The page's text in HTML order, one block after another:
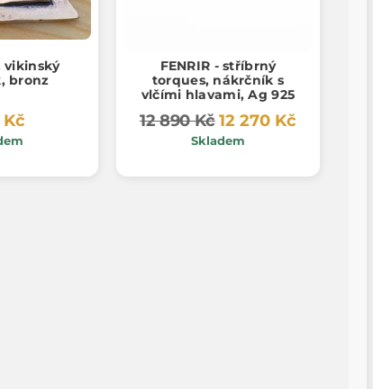
vikinský
bronz
FENRIR - stříbrný
torques, nákrčník s
vlčími hlavami, Ag 925
12 890 Kč12 270 Kč
Skladem